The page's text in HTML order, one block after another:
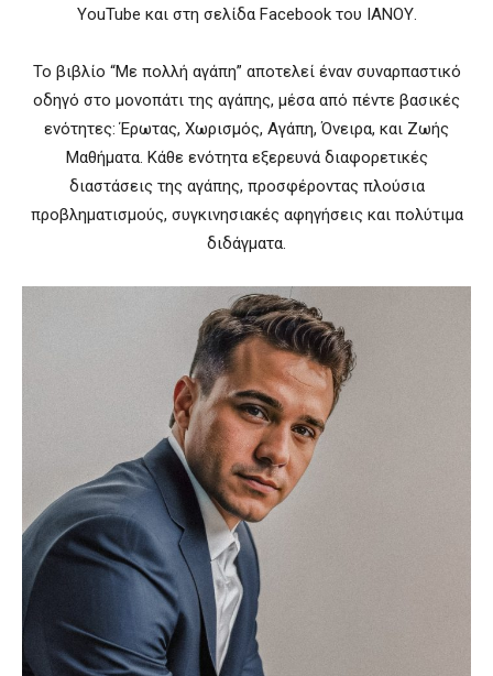
YouTube και στη σελίδα Facebook του ΙΑΝΟΥ.
Το βιβλίο “Με πολλή αγάπη” αποτελεί έναν συναρπαστικό
οδηγό στο μονοπάτι της αγάπης, μέσα από πέντε βασικές
ενότητες: Έρωτας, Χωρισμός, Αγάπη, Όνειρα, και Ζωής
Μαθήματα. Κάθε ενότητα εξερευνά διαφορετικές
διαστάσεις της αγάπης, προσφέροντας πλούσια
προβληματισμούς, συγκινησιακές αφηγήσεις και πολύτιμα
διδάγματα.